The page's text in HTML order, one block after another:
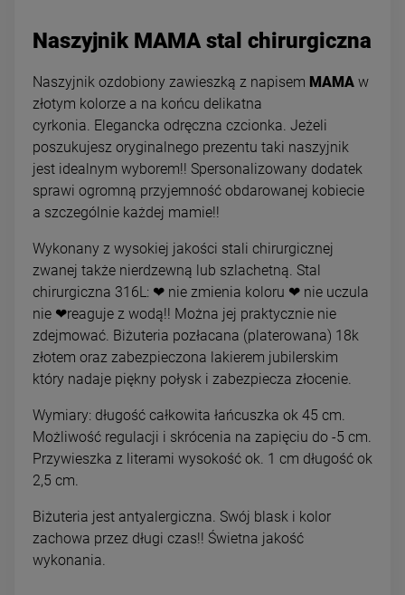
Naszyjnik MAMA stal chirurgiczna
Naszyjnik ozdobiony zawieszką z napisem MAMA w
złotym kolorze a na końcu delikatna
cyrkonia. Elegancka odręczna czcionka. Jeżeli
poszukujesz oryginalnego prezentu taki naszyjnik
jest idealnym wyborem!! Spersonalizowany dodatek
sprawi ogromną przyjemność obdarowanej kobiecie
a szczególnie każdej mamie!!
Wykonany z wysokiej jakości stali chirurgicznej
zwanej także nierdzewną lub szlachetną. Stal
chirurgiczna 316L: ❤ nie zmienia koloru ❤ nie uczula
nie ❤reaguje z wodą!! Można jej praktycznie nie
zdejmować. Biżuteria pozłacana (platerowana) 18k
złotem oraz zabezpieczona lakierem jubilerskim
który nadaje piękny połysk i zabezpiecza złocenie.
Wymiary: długość całkowita łańcuszka ok 45 cm.
Możliwość regulacji i skrócenia na zapięciu do -5 cm.
Przywieszka z literami wysokość ok. 1 cm długość ok
2,5 cm.
Biżuteria jest antyalergiczna. Swój blask i kolor
zachowa przez długi czas!! Świetna jakość
wykonania.